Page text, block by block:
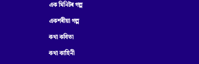
এক মিনিটৰ গল্প
একশৰীয়া গল্প
কথা কবিতা
কথা কাহিনী